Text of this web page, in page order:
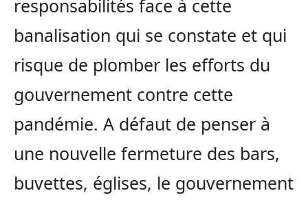
responsabilités face à cette
banalisation qui se constate et qui
risque de plomber les efforts du
gouvernement contre cette
pandémie. A défaut de penser à
une nouvelle fermeture des bars,
buvettes, églises, le gouvernement